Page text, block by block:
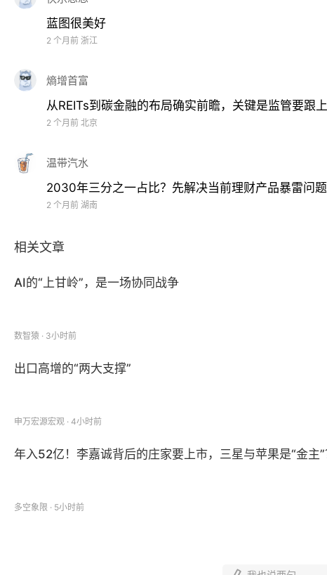
（十五）统筹发展离岸与跨境资产管理业务。
理功能的机构，集中管理使用全球资金。探索银团贷款份
五、培育健全资产管理生态，营造良好展业氛围
（十六）加强资产管理领域法治建设。
制。支持发布具有国际影响力的资产管理中英文典型司法
调解协议的仲裁确认、司法确认工作，建立高效、多元的纠
（十七）提升风险监测与预警水平。
立完善风险研判、信息共享、重大事项通报会商和联合检
推动资产管
能力。打造资产管理领域国际化服务、跨行业交流合作、
理中心的海外推介。高质量举办资产管理品牌论坛，并定
对资产管理行业紧
划，打造国际化、领军型、复合型资产管理人才队伍。推
（二十一）加强资产管理综合服务保障。指导服务资
负面清单。强化“一城一带一湾一片区”资产管理集聚区建
富管理品牌，苏河湾建设全球财富管理高地，临港新片区
蓝图很美好
2 个月前 浙江
熵增首富
从REITs到碳金融的布局确实前瞻，关键是监管要跟
2 个月前 北京
温带汽水
2030年三分之一占比？先解决当前理财产品暴雷问
2 个月前 湖南
相关文章
AI的“上甘岭”，是一场协同战争
数智猿 · 3小时前
出口高增的“两大支撑”
申万宏源宏观 · 4小时前
年入52亿！李嘉诚背后的庄家要上市，三星与苹果是“金主”
多空象限 · 5小时前